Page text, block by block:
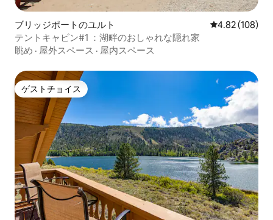
ブリッジポートのユルト レビュー108
4.82 (108)
テントキャビン#1 ：湖畔のおしゃれな隠れ家
眺め · 屋外スペース · 屋内スペース
ゲストチョイス
ゲストチョイス